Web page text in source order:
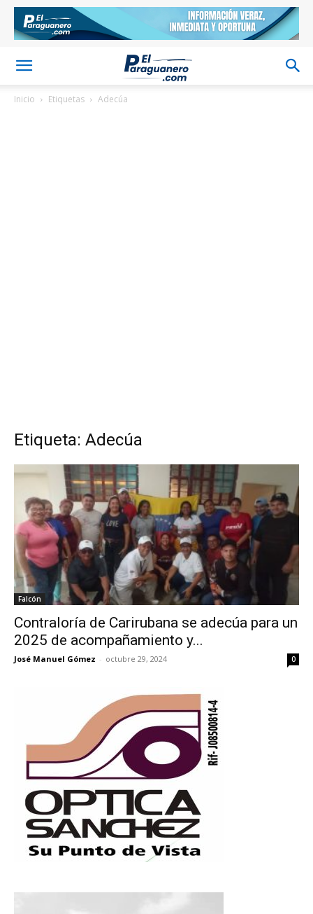
Inicio Etiquetas Adecúa
Etiqueta: Adecúa
Falcón
Contraloría de Carirubana se adecúa para un
2025 de acompañamiento y...
José Manuel Gómez - octubre 29, 2024 0